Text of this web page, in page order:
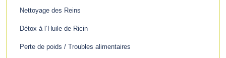
Nettoyage des Reins
Détox à l’Huile de Ricin
Perte de poids / Troubles alimentaires